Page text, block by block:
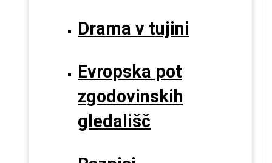
Drama v tujini
Evropska pot
zgodovinskih
gledališč